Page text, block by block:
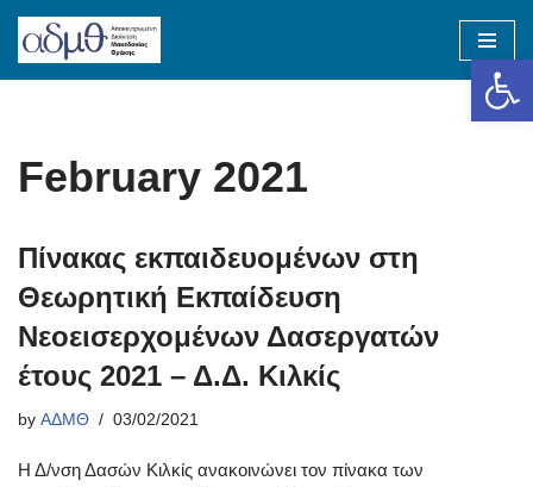
Skip
February 2021
Πίνακας εκπαιδευομένων στη
Θεωρητική Εκπαίδευση
Νεοεισερχομένων Δασεργατών
έτους 2021 – Δ.Δ. Κιλκίς
by ΑΔΜΘ 03/02/2021
Η Δ/νση Δασών Κιλκίς ανακοινώνει τον πίνακα των